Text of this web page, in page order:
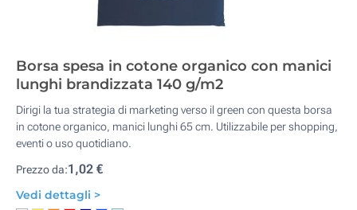
Borsa spesa in cotone organico con manici
lunghi brandizzata 140 g/m2
Dirigi la tua strategia di marketing verso il green con questa borsa
in cotone organico, manici lunghi 65 cm. Utilizzabile per shopping,
eventi o uso quotidiano.
Prezzo da:1,02 €
Vedi dettagli >